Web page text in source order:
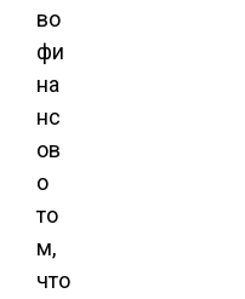
во
фи
на
нс
ов
о
то
м,
что